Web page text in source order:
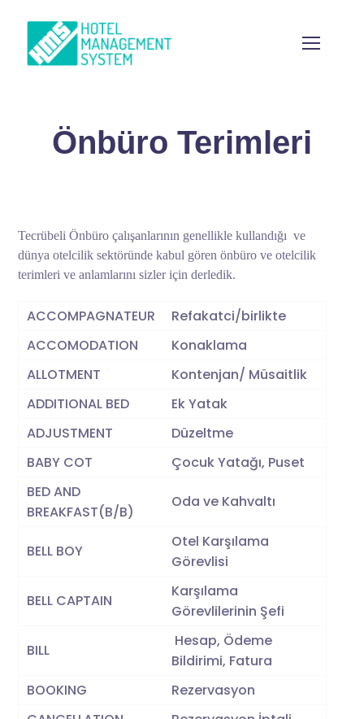
Önbüro Terimleri
Tecrübeli Önbüro çalışanlarının genellikle kullandığı ve
dünya otelcilik sektöründe kabul gören önbüro ve otelcilik
terimleri ve anlamlarını sizler için derledik.
ACCOMPAGNATEUR
Refakatci/birlikte
ACCOMODATION
Konaklama
ALLOTMENT
Kontenjan/ Müsaitlik
ADDITIONAL BED
Ek Yatak
ADJUSTMENT
Düzeltme
BABY COT
Çocuk Yatağı, Puset
BED AND
BREAKFAST(B/B)
Oda ve Kahvaltı
BELL BOY
Otel Karşılama
Görevlisi
BELL CAPTAIN
Karşılama
Görevlilerinin Şefi
BILL
Hesap, Ödeme
Bildirimi, Fatura
BOOKING
Rezervasyon